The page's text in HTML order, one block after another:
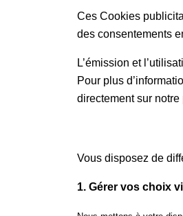
Ces Cookies
des consentements
L’émission et
Pour plus
directement sur
Vous disposez de
1. Gérer vos choix